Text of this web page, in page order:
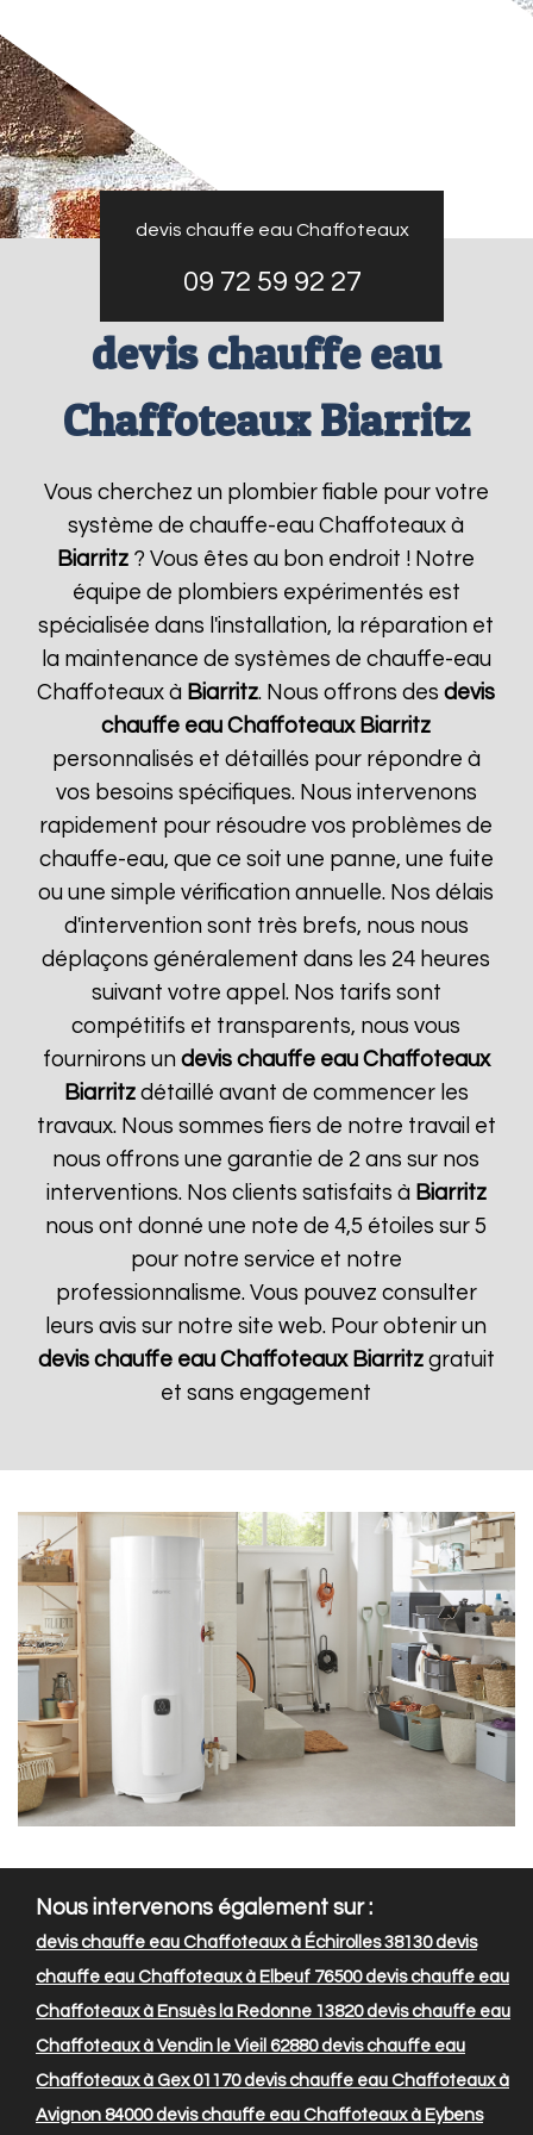
devis chauffe eau Chaffoteaux
09 72 59 92 27
devis chauffe eau
Chaffoteaux Biarritz
Vous cherchez un plombier fiable pour votre
système de chauffe-eau Chaffoteaux à
Biarritz ? Vous êtes au bon endroit ! Notre
équipe de plombiers expérimentés est
spécialisée dans l'installation, la réparation et
la maintenance de systèmes de chauffe-eau
Chaffoteaux à Biarritz. Nous offrons desdevis
chauffe eau Chaffoteaux Biarritz
personnalisés et détaillés pour répondre à
vos besoins spécifiques. Nous intervenons
rapidement pour résoudre vos problèmes de
chauffe-eau, que ce soit une panne, une fuite
ou une simple vérification annuelle. Nos délais
d'intervention sont très brefs, nous nous
déplaçons généralement dans les 24 heures
suivant votre appel. Nos tarifs sont
compétitifs et transparents, nous vous
fournirons un devis chauffe eau Chaffoteaux
Biarritzdétaillé avant de commencer les
travaux. Nous sommes fiers de notre travail et
nous offrons une garantie de 2 ans sur nos
interventions. Nos clients satisfaits à Biarritz
nous ont donné une note de 4,5 étoiles sur 5
pour notre service et notre
professionnalisme. Vous pouvez consulter
leurs avis sur notre site web. Pour obtenir un
devis chauffe eau Chaffoteaux Biarritzgratuit
et sans engagement
Nous intervenons également sur :
devis chauffe eau Chaffoteaux à Échirolles 38130devis
chauffe eau Chaffoteaux à Elbeuf 76500devis chauffe eau
Chaffoteaux à Ensuès la Redonne 13820devis chauffe eau
Chaffoteaux à Vendin le Vieil 62880devis chauffe eau
Chaffoteaux à Gex 01170devis chauffe eau Chaffoteaux à
Avignon 84000devis chauffe eau Chaffoteaux à Eybens